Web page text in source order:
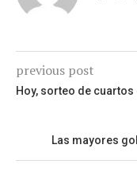
previous post
Hoy, sorteo de cuartos
Las mayores